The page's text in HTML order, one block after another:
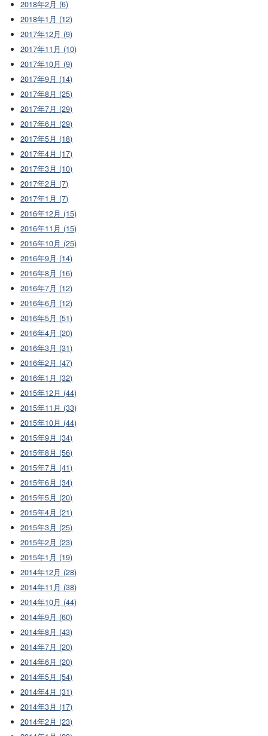
2018年2月 (6)
2018年1月 (12)
2017年12月 (9)
2017年11月 (10)
2017年10月 (9)
2017年9月 (14)
2017年8月 (25)
2017年7月 (29)
2017年6月 (29)
2017年5月 (18)
2017年4月 (17)
2017年3月 (10)
2017年2月 (7)
2017年1月 (7)
2016年12月 (15)
2016年11月 (15)
2016年10月 (25)
2016年9月 (14)
2016年8月 (16)
2016年7月 (12)
2016年6月 (12)
2016年5月 (51)
2016年4月 (20)
2016年3月 (31)
2016年2月 (47)
2016年1月 (32)
2015年12月 (44)
2015年11月 (33)
2015年10月 (44)
2015年9月 (34)
2015年8月 (56)
2015年7月 (41)
2015年6月 (34)
2015年5月 (20)
2015年4月 (21)
2015年3月 (25)
2015年2月 (23)
2015年1月 (19)
2014年12月 (28)
2014年11月 (38)
2014年10月 (44)
2014年9月 (60)
2014年8月 (43)
2014年7月 (20)
2014年6月 (20)
2014年5月 (54)
2014年4月 (31)
2014年3月 (17)
2014年2月 (23)